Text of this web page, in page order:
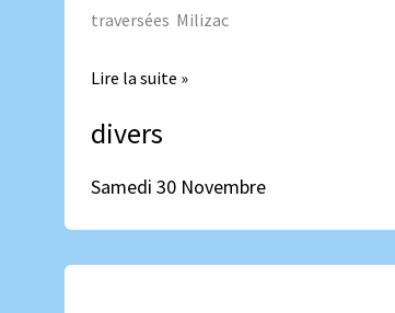
traversées Milizac
Lire la suite »
divers
Samedi 30 Novembre